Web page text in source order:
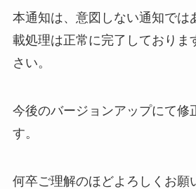
本通知は、意図しない通知では
載処理は正常に完了しておりま
さい。
今後のバージョンアップにて修
す。
何卒ご理解のほどよろしくお願